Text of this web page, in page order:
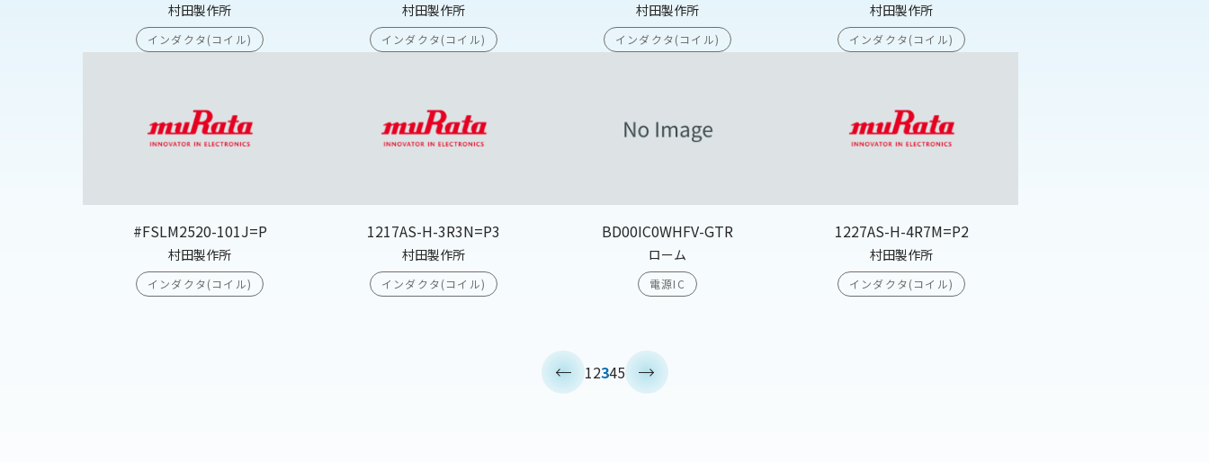
村田製作所
インダクタ(コイル)
村田製作所
インダクタ(コイル)
村田製作所
インダクタ(コイル)
村田製作所
インダクタ(コイル)
#FSLM2520-101J=P
村田製作所
インダクタ(コイル)
1217AS-H-3R3N=P3
村田製作所
インダクタ(コイル)
BD00IC0WHFV-GTR
ローム
電源IC
1227AS-H-4R7M=P2
村田製作所
インダクタ(コイル)
12345